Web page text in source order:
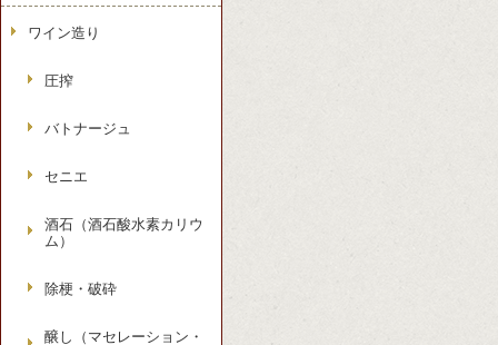
ワイン造り
圧搾
バトナージュ
セニエ
酒石（酒石酸水素カリウ
ム）
除梗・破砕
醸し（マセレーション・